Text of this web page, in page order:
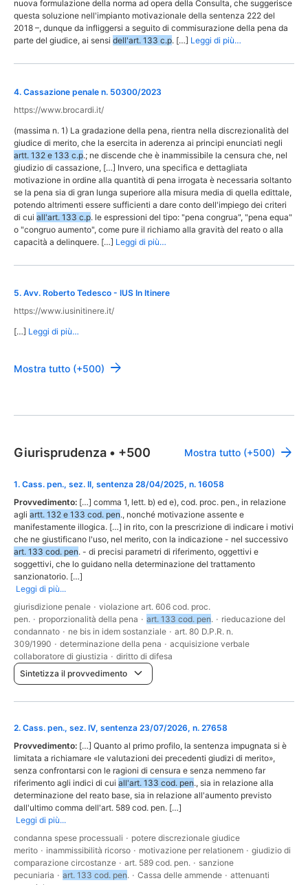
nuova formulazione della norma ad opera della Consulta, che suggerisce
questa soluzione nell'impianto motivazionale della sentenza 222 del
2018 –, dunque da infliggersi a seguito di commisurazione della pena da
parte del giudice, ai sensi dell'art. 133 c.p. […] Leggi di più…
4. Cassazione penale n. 50300/2023
https://www.brocardi.it/
(massima n. 1) La gradazione della pena, rientra nella discrezionalità del
giudice di merito, che la esercita in aderenza ai principi enunciati negli
artt. 132 e 133 c.p.; ne discende che è inammissibile la censura che, nel
giudizio di cassazione, […] Invero, una specifica e dettagliata
motivazione in ordine alla quantità di pena irrogata è necessaria soltanto
se la pena sia di gran lunga superiore alla misura media di quella edittale,
potendo altrimenti essere sufficienti a dare conto dell'impiego dei criteri
di cui all'art. 133 c.p. le espressioni del tipo: "pena congrua", "pena equa"
o "congruo aumento", come pure il richiamo alla gravità del reato o alla
capacità a delinquere. […] Leggi di più…
5. Avv. Roberto Tedesco - IUS In Itinere
https://www.iusinitinere.it/
[…] Leggi di più…
Mostra tutto (+500)
Giurisprudenza • +500 Mostra tutto (+500)
1. Cass. pen., sez. II, sentenza 28/04/2025, n. 16058
Provvedimento: […] comma 1, lett. b) ed e), cod. proc. pen., in relazione
agli artt. 132 e 133 cod. pen., nonché motivazione assente e
manifestamente illogica. […] in rito, con la prescrizione di indicare i motivi
che ne giustificano l'uso, nel merito, con la indicazione - nel successivo
art. 133 cod. pen. - di precisi parametri di riferimento, oggettivi e
soggettivi, che lo guidano nella determinazione del trattamento
sanzionatorio. […]
Leggi di più...
giurisdizione penale · violazione art. 606 cod. proc.
pen. · proporzionalità della pena · art. 133 cod. pen. · rieducazione del
condannato · ne bis in idem sostanziale · art. 80 D.P.R. n.
309/1990 · determinazione della pena · acquisizione verbale
collaboratore di giustizia · diritto di difesa
Sintetizza il provvedimento
2. Cass. pen., sez. IV, sentenza 23/07/2026, n. 27658
Provvedimento: […] Quanto al primo profilo, la sentenza impugnata si è
limitata a richiamare «le valutazioni dei precedenti giudizi di merito»,
senza confrontarsi con le ragioni di censura e senza nemmeno far
riferimento agli indici di cui all'art. 133 cod. pen., sia in relazione alla
determinazione del reato base, sia in relazione all'aumento previsto
dall'ultimo comma dell'art. 589 cod. pen. […]
Leggi di più...
condanna spese processuali · potere discrezionale giudice
merito · inammissibilità ricorso · motivazione per relationem · giudizio di
comparazione circostanze · art. 589 cod. pen. · sanzione
pecuniaria · art. 133 cod. pen. · Cassa delle ammende · attenuanti